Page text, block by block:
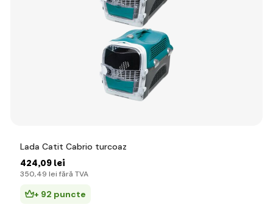
Lada Catit Cabrio turcoaz
424,09 lei
350,49 lei fără TVA
+ 92 puncte